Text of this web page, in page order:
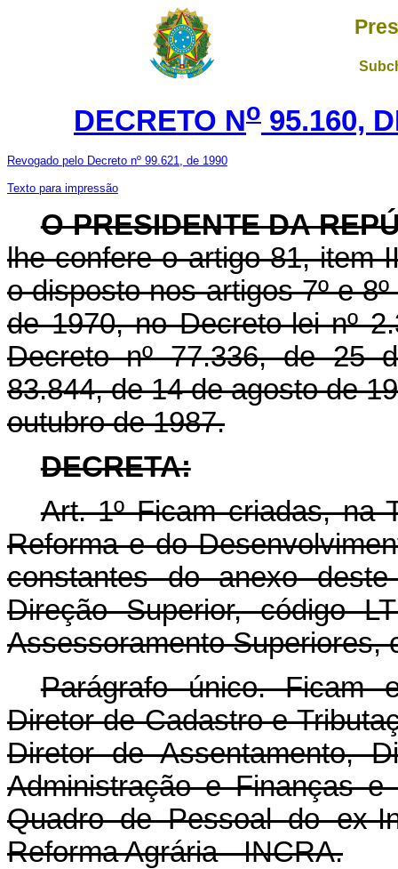
DECRETO No 95.160,
Revogado pelo Decreto nº 99.621, de 1990
Texto para impressão
O PRESIDENTE DA
lhe confere o artigo 81, item
o disposto nos artigos 7º e
de 1970, no Decreto-lei nº
Decreto nº 77.336, de 25
83.844, de 14 de agosto de
outubro de 1987.
DECRETA:
Art. 1º Ficam criadas, na
Reforma e do
constantes do anexo
Direção Superior, código
Assessoramento Superiores,
Parágrafo único. Ficam
Diretor de Cadastro e
Diretor de Assentamento,
Administração e Finanças
Quadro de Pessoal do ex-
Reforma Agrária - INCRA.